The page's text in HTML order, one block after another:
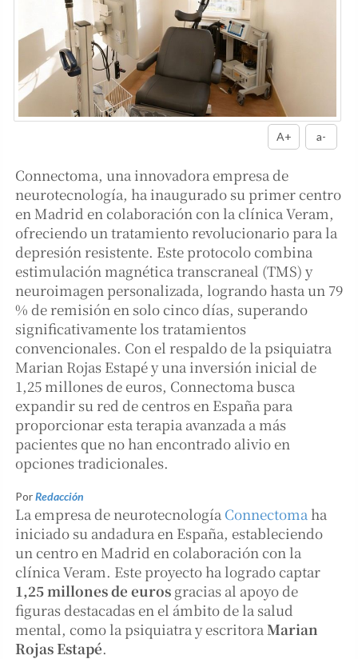
A+ a-
Connectoma, una innovadora empresa de
neurotecnología, ha inaugurado su primer centro
en Madrid en colaboración con la clínica Veram,
ofreciendo un tratamiento revolucionario para la
depresión resistente. Este protocolo combina
estimulación magnética transcraneal (TMS) y
neuroimagen personalizada, logrando hasta un 79
% de remisión en solo cinco días, superando
significativamente los tratamientos
convencionales. Con el respaldo de la psiquiatra
Marian Rojas Estapé y una inversión inicial de
1,25 millones de euros, Connectoma busca
expandir su red de centros en España para
proporcionar esta terapia avanzada a más
pacientes que no han encontrado alivio en
opciones tradicionales.
PorRedacción
La empresa de neurotecnología Connectoma ha
iniciado su andadura en España, estableciendo
un centro en Madrid en colaboración con la
clínica Veram. Este proyecto ha logrado captar
1,25 millones de euros gracias al apoyo de
figuras destacadas en el ámbito de la salud
mental, como la psiquiatra y escritora Marian
Rojas Estapé.